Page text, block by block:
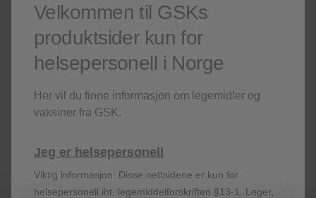
Registrer deg!
Få siste nytt om våre produkter og terapiområder,
Velkommen til GSKs
produktsider kun for
helsepersonell i Norge
Her vil du finne informasjon om legemidler og
vaksiner fra GSK.
Jeg er helsepersonell
Viktig informasjon: Disse nettsidene er kun for
helsepersonell iht. legemiddelforskriften §13-1. Leger,